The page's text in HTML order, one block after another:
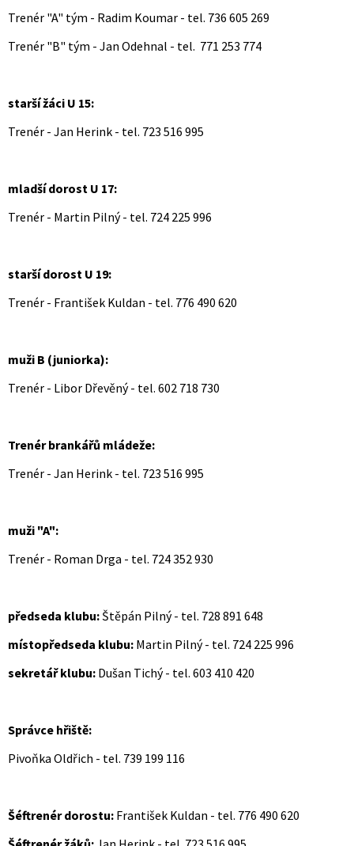
Trenér "A" tým - Radim Koumar - tel. 736 605 269
Trenér "B" tým - Jan Odehnal - tel. 771 253 774
starší žáci U 15:
Trenér - Jan Herink - tel. 723 516 995
mladší dorost U 17:
Trenér - Martin Pilný - tel. 724 225 996
starší dorost U 19:
Trenér - František Kuldan - tel. 776 490 620
muži B (juniorka):
Trenér - Libor Dřevěný - tel. 602 718 730
Trenér brankářů mládeže:
Trenér - Jan Herink - tel. 723 516 995
muži "A":
Trenér - Roman Drga - tel. 724 352 930
předseda klubu:Štěpán Pilný - tel. 728 891 648
místopředseda klubu: Martin Pilný - tel. 724 225 996
sekretář klubu: Dušan Tichý - tel. 603 410 420
Správce hřiště:
Pivoňka Oldřich - tel. 739 199 116
Šéftrenér dorostu: František Kuldan - tel. 776 490 620